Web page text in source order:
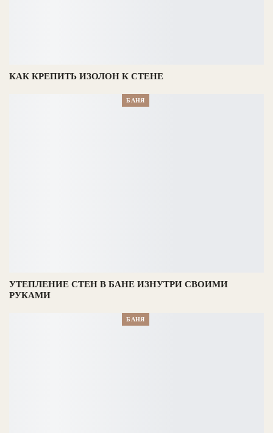
КАК КРЕПИТЬ ИЗОЛОН К СТЕНЕ
БАНЯ
УТЕПЛЕНИЕ СТЕН В БАНЕ ИЗНУТРИ СВОИМИ
РУКАМИ
БАНЯ